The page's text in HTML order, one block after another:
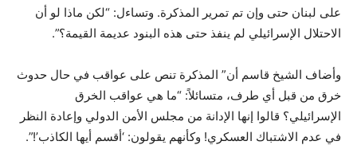
على لبنان حتى وإن تم تمرير المذكرة. وتساءل: “لكن ماذا لو أن
الاحتلال الإسرائيلي لم ينفذ حتى هذه البنود عديمة القيمة؟”.
وأضاف الشيخ قاسم أن” المذكرة تنص على عواقب في حال حدوث
خرق من قبل أي طرف، متسائلاً: “ما هي عواقب الخرق
الإسرائيلي؟ قالوا إنها الإدانة من مجلس الأمن الدولي وإعادة النظر
في عدم الاشتباك العسكري! وكأنهم يقولون: ‘أقسم أيها الكاذب’!”.